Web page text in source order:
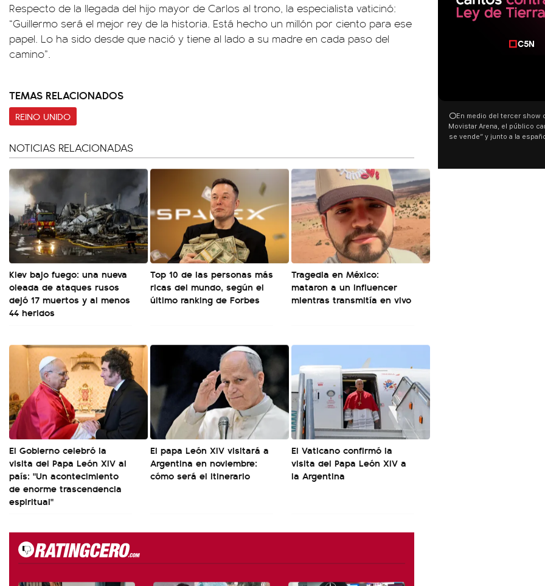
Respecto de la llegada del hijo mayor de Carlos al trono, la especialista vaticinó:
“Guillermo será el mejor rey de la historia. Está hecho un millón por ciento para ese
papel. Lo ha sido desde que nació y tiene al lado a su madre en cada paso del
camino”.
TEMAS RELACIONADOS
REINO UNIDO
NOTICIAS RELACIONADAS
Kiev bajo fuego: una nueva
oleada de ataques rusos
dejó 17 muertos y al menos
44 heridos
Top 10 de las personas más
ricas del mundo, según el
último ranking de Forbes
Tragedia en México:
mataron a un influencer
mientras transmitía en vivo
El Gobierno celebró la
visita del Papa León XIV al
país: "Un acontecimiento
de enorme trascendencia
espiritual"
El papa León XIV visitará a
Argentina en noviembre:
cómo será el itinerario
El Vaticano confirmó la
visita del Papa León XIV a
la Argentina
Tierras.
Con una proyección frente
distintas organizaciones y
manifestaron su rechazo al
pudo ver cómo convocaron
este 6 de agosto con una